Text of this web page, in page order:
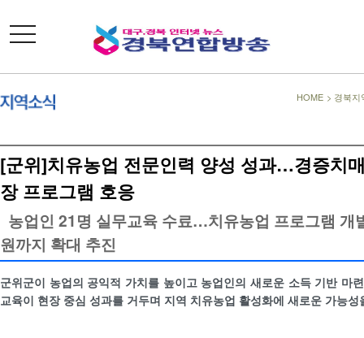
toggle
navigation
HOME > 경북지
[군위]치유농업 전문인력 양성 성과…경증치
장 프로그램 호응
농업인 21명 실무교육 수료…치유농업 프로그램 개
원까지 확대 추진
군위군이 농업의 공익적 가치를 높이고 농업인의 새로운 소득 기반 마
교육이 현장 중심 성과를 거두며 지역 치유농업 활성화에 새로운 가능